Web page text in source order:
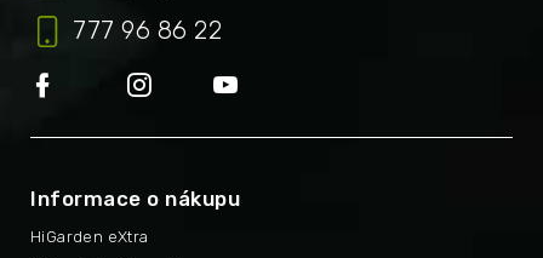
777 96 86 22
Informace o nákupu
HiGarden eXtra